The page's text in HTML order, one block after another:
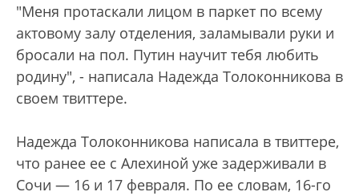
"Меня протаскали лицом в паркет по всему
актовому залу отделения, заламывали руки и
бросали на пол. Путин научит тебя любить
родину", - написала Надежда Толоконникова в
своем твиттере.
Надежда Толоконникова написала в твиттере,
что ранее ее с Алехиной уже задерживали в
Сочи — 16 и 17 февраля. По ее словам, 16-го